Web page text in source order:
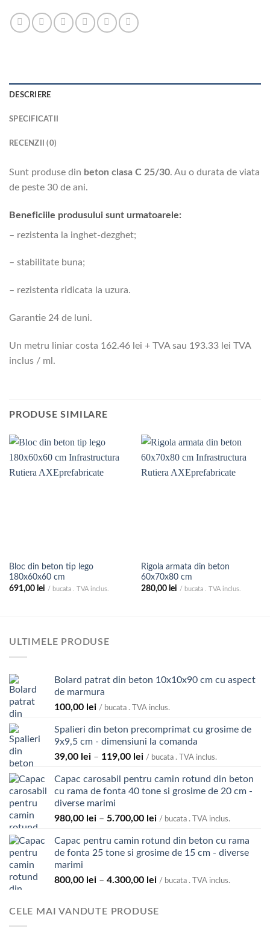
DESCRIERE
SPECIFICATII
RECENZII (0)
Sunt produse din beton clasa C 25/30. Au o durata de viata
de peste 30 de ani.
Beneficiile produsului sunt urmatoarele:
– rezistenta la inghet-dezghet;
– stabilitate buna;
– rezistenta ridicata la uzura.
Garantie 24 de luni.
Un metru liniar costa 162.46 lei + TVA sau 193.33 lei TVA
inclus / ml.
PRODUSE SIMILARE
Bloc din beton tip lego
180x60x60 cm
691,00 lei / bucata . TVA inclus.
Rigola armata din beton
60x70x80 cm
280,00 lei / bucata . TVA inclus.
ULTIMELE PRODUSE
Bolard patrat din beton 10x10x90 cm cu aspect
de marmura
100,00 lei / bucata . TVA inclus.
Spalieri din beton precomprimat cu grosime de
9x9,5 cm - dimensiuni la comanda
39,00 lei – 119,00 leiInterval
prețuri:
39,00 lei
la
/ bucata . TVA inclus.
Capac carosabil pentru camin rotund din beton
cu rama de fonta 40 tone si grosime de 20 cm -
diverse marimi
980,00 lei – 5.700,00 leiInterval
prețuri:
980,00 lei
la
/ bucata . TVA inclus.
Capac pentru camin rotund din beton cu rama
de fonta 25 tone si grosime de 15 cm - diverse
marimi
800,00 lei – 4.300,00 leiInterval
800,00 lei
/ bucata . TVA inclus.
CELE MAI VANDUTE PRODUSE